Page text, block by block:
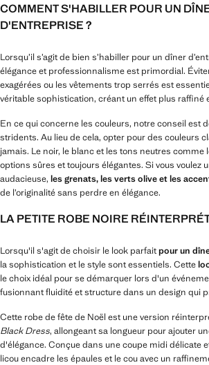
COMMENT S'HABILLER POUR UN
D'ENTREPRISE ?
Lorsqu’il s’agit de bien s’habiller pour un dîner
élégance et professionnalisme est primordial.
exagérées ou les vêtements trop serrés est
véritable sophistication, créant un effet plus raffiné
En ce qui concerne les couleurs, notre conseil est
stridents. Au lieu de cela, opter pour des couleurs
jamais. Le noir, le blanc et les tons neutres comme
options sûres et toujours élégantes. Si vous voulez
audacieuse, les grenats, les verts olive et les
de l’originalité sans perdre en élégance.
LA PETITE ROBE NOIRE
Lorsqu'il s'agit de choisir le look parfaitpour un
la sophistication et le style sont essentiels. Cette
le choix idéal pour se démarquer lors d'un
fusionnant fluidité et structure dans un design qui
Cette robe de fête de Noël est une version
Black Dress, allongeant sa longueur pour ajouter
d'élégance. Conçue dans une coupe midi délicate
licouencadre les épaules et le cou avec un